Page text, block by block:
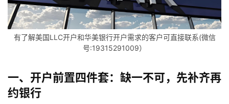
有了解美国LLC开户和华美银行开户需求的客户可直接联系(微信
号:19315291009）
一、开户前置四件套：缺一不可，先补齐再
约银行